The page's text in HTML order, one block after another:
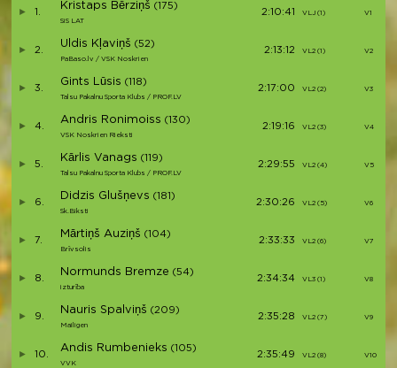
1.
Kristaps Bērziņš (175)
SiS LAT
2:10:41 VLJ (1) V1
2.
Uldis Kļaviņš (52)
PaBaso.lv / VSK Noskrien
2:13:12 VL2 (1) V2
3.
Gints Lūsis (118)
Talsu Pakalnu Sporta Klubs / PROF.LV
2:17:00 VL2 (2) V3
4.
Andris Ronimoiss (130)
VSK Noskrien Rieksti
2:19:16 VL2 (3) V4
5.
Kārlis Vanags (119)
Talsu Pakalnu Sporta Klubs / PROF.LV
2:29:55 VL2 (4) V5
6.
Didzis Glušņevs (181)
Sk.Biksti
2:30:26 VL2 (5) V6
7.
Mārtiņš Auziņš (104)
Brīvsolis
2:33:33 VL2 (6) V7
8.
Normunds Bremze (54)
izturība
2:34:34 VL3 (1) V8
9.
Nauris Spalviņš (209)
Mailigen
2:35:28 VL2 (7) V9
10.
Andis Rumbenieks (105)
VVK
2:35:49 VL2 (8) V10